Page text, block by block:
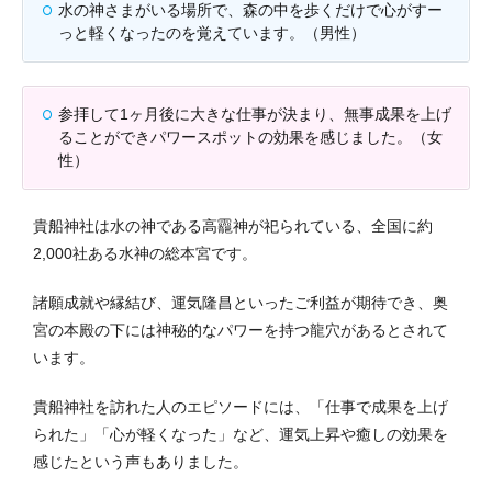
水の神さまがいる場所で、森の中を歩くだけで心がすー
っと軽くなったのを覚えています。（男性）
参拝して1ヶ月後に大きな仕事が決まり、無事成果を上げ
ることができパワースポットの効果を感じました。（女
性）
貴船神社は水の神である高龗神が祀られている、全国に約
2,000社ある水神の総本宮です。
諸願成就や縁結び、運気隆昌といったご利益が期待でき、奥
宮の本殿の下には神秘的なパワーを持つ龍穴があるとされて
います。
貴船神社を訪れた人のエピソードには、「仕事で成果を上げ
られた」「心が軽くなった」など、運気上昇や癒しの効果を
感じたという声もありました。